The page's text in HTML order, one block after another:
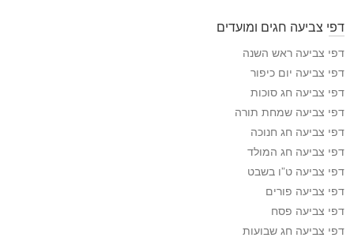
דפי צביעה חגים ומועדים
דפי צביעה ראש השנה
דפי צביעה יום כיפור
דפי צביעה חג סוכות
דפי צביעה שמחת תורה
דפי צביעה חג חנוכה
דפי צביעה חג המולד
דפי צביעה ט”ו בשבט
דפי צביעה פורים
דפי צביעה פסח
דפי צביעה חג שבועות